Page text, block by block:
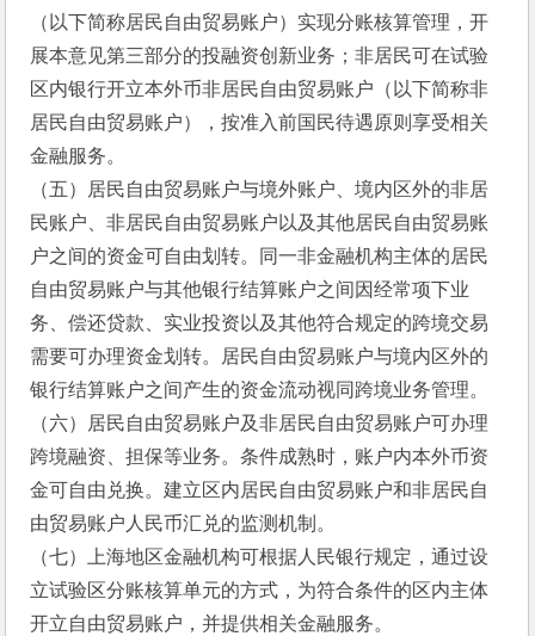
（以下简称居民自由贸易账户）实现分账核算管理，开
展本意见第三部分的投融资创新业务；非居民可在试验
区内银行开立本外币非居民自由贸易账户（以下简称非
居民自由贸易账户），按准入前国民待遇原则享受相关
金融服务。
（五）居民自由贸易账户与境外账户、境内区外的非居
民账户、非居民自由贸易账户以及其他居民自由贸易账
户之间的资金可自由划转。同一非金融机构主体的居民
自由贸易账户与其他银行结算账户之间因经常项下业
务、偿还贷款、实业投资以及其他符合规定的跨境交易
需要可办理资金划转。居民自由贸易账户与境内区外的
银行结算账户之间产生的资金流动视同跨境业务管理。
（六）居民自由贸易账户及非居民自由贸易账户可办理
跨境融资、担保等业务。条件成熟时，账户内本外币资
金可自由兑换。建立区内居民自由贸易账户和非居民自
由贸易账户人民币汇兑的监测机制。
（七）上海地区金融机构可根据人民银行规定，通过设
立试验区分账核算单元的方式，为符合条件的区内主体
开立自由贸易账户，并提供相关金融服务。